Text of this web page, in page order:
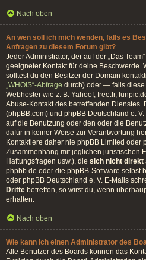
Nach oben
An wen soll ich mich wenden, falls es
Anfragen zu diesem Forum gibt?
Jeder Administrator, der auf der „Das
geeigneter Kontakt für deine Beschwerde.
solltest du den Besitzer der Domain
„WHOIS“-Abfrage durch) oder — falls diese
Webhoster wie z. B. Yahoo!, free.fr,
Abuse-Kontakt des betreffenden Dienstes.
(phpBB.com) und phpBB Deutschland e.
auf die Benutzung oder den oder die
dafür in keiner Weise zur Verantwortung
Kontaktiere daher nie phpBB Limited oder
Zusammenhang mit jeglichen juristischen
Haftungsfragen usw.), die sich nicht direkt
phpbb.de oder die phpBB-Software selbst
oder phpBB Deutschland e. V. E-Mails
Dritte betreffen, so wirst du, wenn
erhalten.
Nach oben
Wie kann ich einen Administrator des
Alle Benutzer des Boards können das